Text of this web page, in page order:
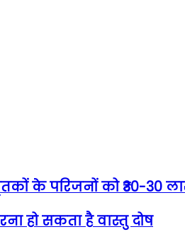
के परिजनों को ₹30-30
हो सकता है वास्तु दोष